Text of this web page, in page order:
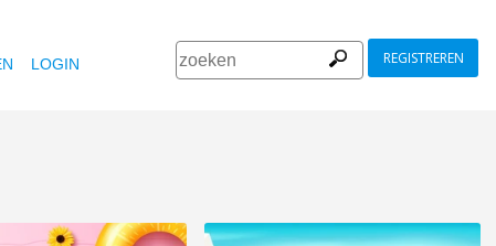
LOGIN REGISTREREN